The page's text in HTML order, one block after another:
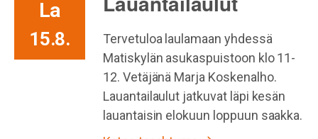
La
15.8.
Tervetuloa laulamaan yhdessä
Matiskylän asukaspuistoon klo 11-
12. Vetäjänä Marja Koskenalho.
Lauantailaulut jatkuvat läpi kesän
lauantaisin elokuun loppuun saakka.